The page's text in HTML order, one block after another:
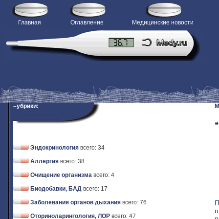
Главная Оглавление Медицинские новости
–убрики:
Эндокринология всего: 34
Аллергия всего: 38
Очищение организма всего: 4
Биодобавки, БАД всего: 17
Заболевания органов дыхания всего: 76
Оториноларингология, ЛОР всего: 47